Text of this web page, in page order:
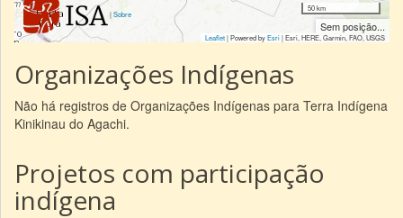
|Sobre
50 km
Sem posição...
Leaflet| Powered byEsri|Esri, HERE, Garmin, FAO, USGS
Organizações Indígenas
Não há registros de Organizações Indígenas para Terra Indígena
Kinikinau do Agachi.
Projetos com participação
indígena